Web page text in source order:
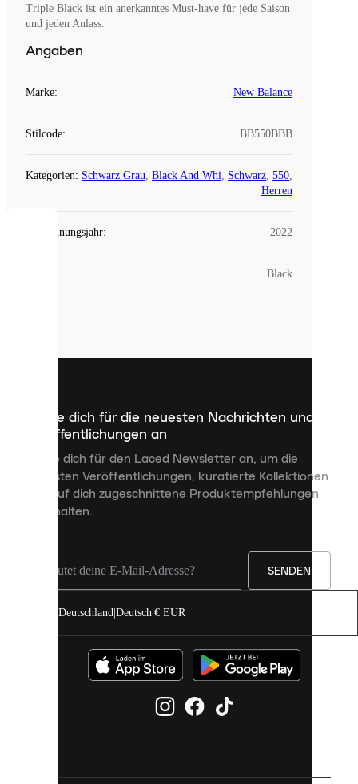
Triple Black ist ein anerkanntes Must-have für jede Saison
und jeden Anlass.
Angaben
Marke: New Balance
Stilcode: BB550BBB
Kategorien: Schwarz Grau, Black And Whi, Schwarz, 550,
Herren
Erscheinungsjahr: 2022
Black
Melde dich für die neuesten Nachrichten und
Veröffentlichungen an
Melde dich für den Laced Newsletter an, um die
neuesten Veröffentlichungen, kuratierte Kollektionen
und auf dich zugeschnittene Produktempfehlungen
zu erhalten.
SENDEN
Deutschland Deutsch € EUR
COOKIES
kleine
dienen,
Inhalte
anzuzeigen
deine